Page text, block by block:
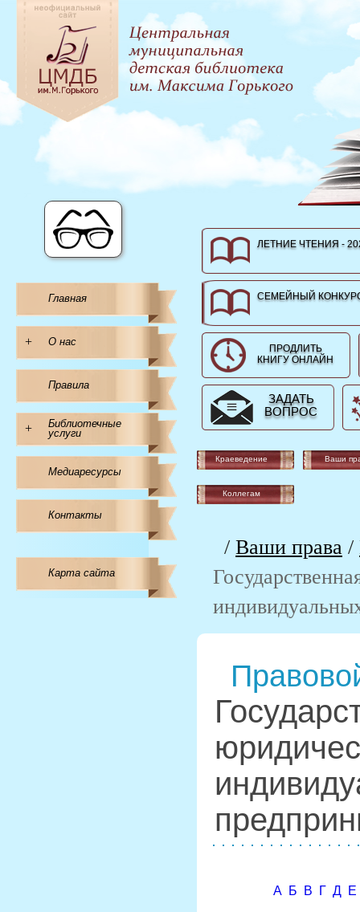
Главная
+ О нас
Правила
+
Библиотечные
услуги
Медиаресурсы
Контакты
Карта сайта
ЛЕТНИЕ ЧТЕНИЯ -
СЕМЕЙНЫЙ
ПРОДЛИТЬ
КНИГУ ОНЛАЙН
ЗАДАТЬ
ВОПРОС
Краеведение Ваши
Коллегам
/ Ваши права /
А Б В Г Д Е